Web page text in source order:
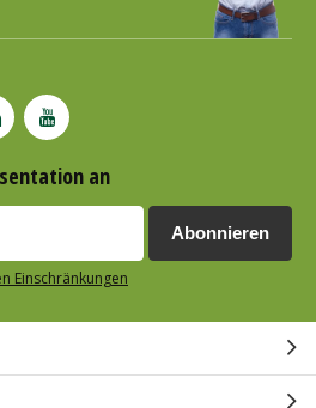
an
Abonnieren
Einschränkungen